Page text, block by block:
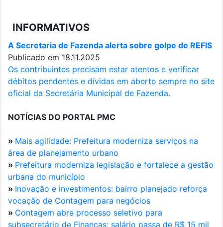
INFORMATIVOS
A Secretaria de Fazenda alerta sobre golpe de REFIS
Publicado em 18.11.2025
Os contribuintes precisam estar atentos e verificar
débitos pendentes e dívidas em aberto sempre no site
oficial da Secretária Municipal de Fazenda.
NOTÍCIAS DO PORTAL PMC
» Mais agilidade: Prefeitura moderniza serviços na
área de planejamento urbano
» Prefeitura moderniza legislação e fortalece a gestão
urbana do município
» Inovação e investimentos: bairro planejado reforça
vocação de Contagem para negócios
» Contagem abre processo seletivo para
subsecretário de Finanças; salário passa de R$ 15 mil